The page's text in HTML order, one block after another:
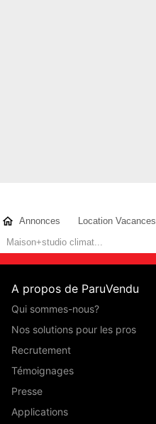
Annonces Location Vacances
Maison+studio climat...
A propos de ParuVendu
Qui sommes-nous?
Nos solutions pour les pros
Recrutement
Témoignages
Presse
Applications